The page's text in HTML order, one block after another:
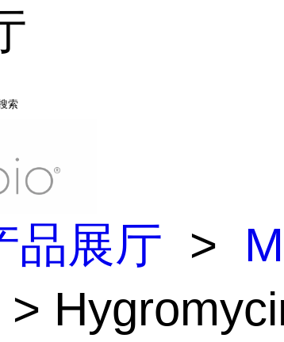
索
品展厅 >
>